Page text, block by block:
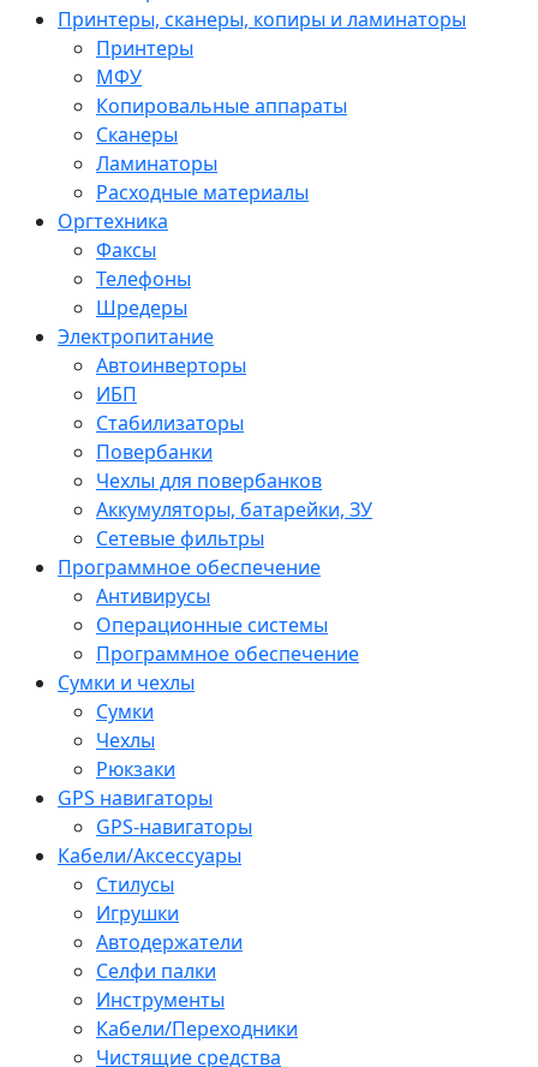
Принтеры, сканеры, копиры и ламинаторы
Принтеры
МФУ
Копировальные аппараты
Сканеры
Ламинаторы
Расходные материалы
Оргтехника
Факсы
Телефоны
Шредеры
Электропитание
Автоинверторы
ИБП
Стабилизаторы
Повербанки
Чехлы для повербанков
Аккумуляторы, батарейки, ЗУ
Сетевые фильтры
Программное обеспечение
Антивирусы
Операционные системы
Программное обеспечение
Сумки и чехлы
Сумки
Чехлы
Рюкзаки
GPS навигаторы
GPS-навигаторы
Кабели/Аксессуары
Стилусы
Игрушки
Автодержатели
Селфи палки
Инструменты
Кабели/Переходники
Чистящие средства